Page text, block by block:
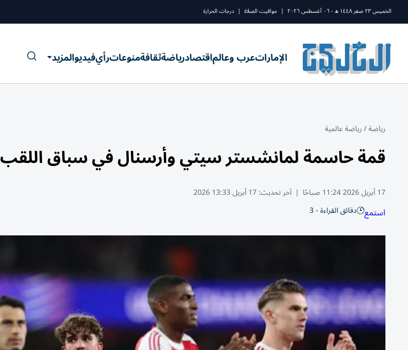
الخميس ٢٣ صفر ١٤٤٨ ه - ٠٦ أغسطس ٢٠٢٦ | مواقيت الصلاة | درجات الحرارة
الإماراتعرب وعالماقتصادرياضةثقافةمنوعاترأيفيديوالمزيد
رياضة/رياضة عالمية
قمة حاسمة لمانشستر سيتي وأرسنال في سباق اللقب
17 أبريل 2026 11:24 صباحًا | آخر تحديث:17 أبريل 13:33 2026
استمع دقائق القراءة - 3